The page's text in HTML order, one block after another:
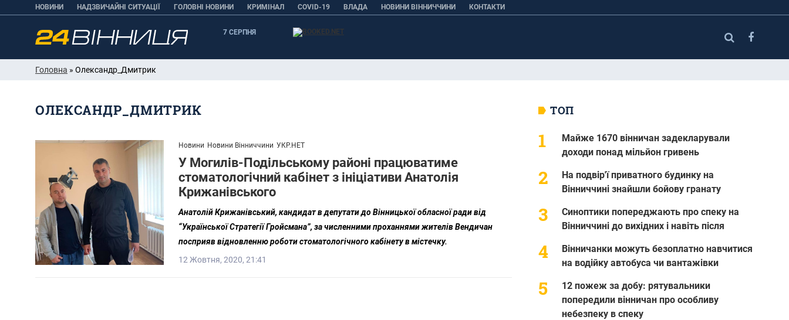
НОВИНИ НАДЗВИЧАЙНІ СИТУАЦІЇ ГОЛОВНІ НОВИНИ КРИМІНАЛ COVID-19 ВЛАДА НОВИНИ ВІННИЧЧИНИ КОНТАКТИ
7 СЕРПНЯ
Головна » Олександр_Дмитрик
ОЛЕКСАНДР_ДМИТРИК
Новини Новини Вінниччини УКР.НЕТ
У Могилів-Подільському районі працюватиме
стоматологічний кабінет з ініціативи Анатолія
Крижанівського
Анатолій Крижанівський, кандидат в депутати до Вінницької обласної ради від
“Української Стратегії Гройсмана”, за численними проханнями жителів Вендичан
посприяв відновленню роботи стоматологічного кабінету в містечку.
12 Жовтня, 2020, 21:41
ТОП
Майже 1670 вінничан задекларували
доходи понад мільйон гривень
На подвір'ї приватного будинку на
Вінниччині знайшли бойову гранату
Синоптики попереджають про спеку на
Вінниччині до вихідних і навіть після
Вінничанки можуть безоплатно навчитися
на водійку автобуса чи вантажівки
12 пожеж за добу: рятувальники
попередили вінничан про особливу
небезпеку в спеку